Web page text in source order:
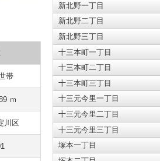
帯
ｍ
川区
新北野一丁目
新北野二丁目
新北野三丁目
十三本町一丁目
十三本町二丁目
十三本町三丁目
十三元今里一丁目
十三元今里二丁目
十三元今里三丁目
塚本一丁目